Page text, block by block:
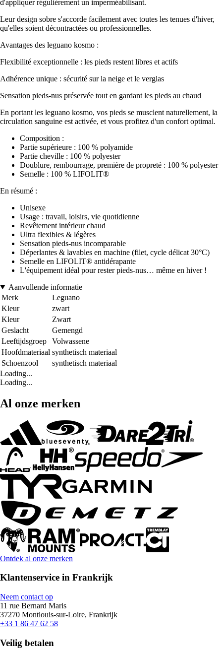
d'appliquer régulièrement un imperméabilisant.
Leur design sobre s'accorde facilement avec toutes les tenues d'hiver,
qu'elles soient décontractées ou professionnelles.
Avantages des leguano kosmo :
Flexibilité exceptionnelle : les pieds restent libres et actifs
Adhérence unique : sécurité sur la neige et le verglas
Sensation pieds-nus préservée tout en gardant les pieds au chaud
En portant les leguano kosmo, vos pieds se musclent naturellement, la
circulation sanguine est activée, et vous profitez d'un confort optimal.
Composition :
Partie supérieure : 100 % polyamide
Partie cheville : 100 % polyester
Doublure, rembourrage, première de propreté : 100 % polyester
Semelle : 100 % LIFOLIT®
En résumé :
Unisexe
Usage : travail, loisirs, vie quotidienne
Revêtement intérieur chaud
Ultra flexibles & légères
Sensation pieds-nus incomparable
Déperlantes & lavables en machine (filet, cycle délicat 30°C)
Semelle en LIFOLIT® antidérapante
L'équipement idéal pour rester pieds-nus… même en hiver !
Aanvullende informatie
Merk
Leguano
Kleur
zwart
Kleur
Zwart
Geslacht
Gemengd
Leeftijdsgroep
Volwassene
Hoofdmateriaal synthetisch materiaal
Schoenzool
synthetisch materiaal
Loading...
Loading...
Al onze merken
Ontdek al onze merken
Klantenservice in Frankrijk
Neem contact op
11 rue Bernard Maris
37270 Montlouis-sur-Loire, Frankrijk
+33 1 86 47 62 58
Veilig betalen